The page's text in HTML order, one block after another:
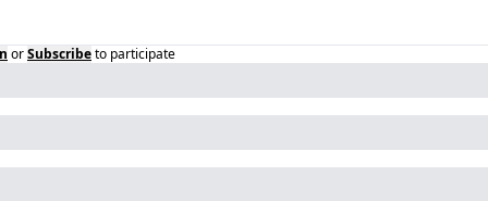
orSubscribeto participate